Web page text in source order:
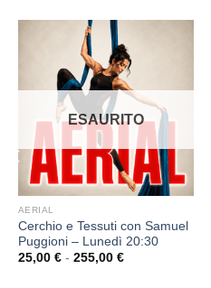
ESAURITO
AERIAL
Cerchio e Tessuti con Samuel
Puggioni – Lunedì 20:30
25,00 € - 255,00 €